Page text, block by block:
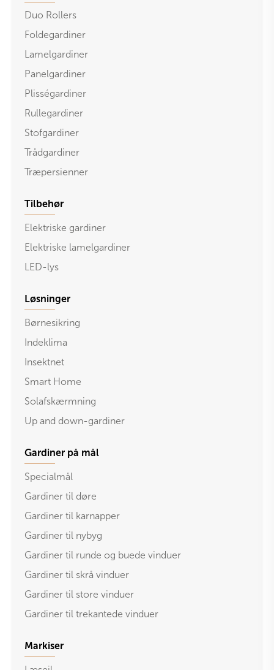
Adresse
Duo Rollers
Foldegardiner
Lamelgardiner
Panelgardiner
Plisségardiner
Rullegardiner
Stofgardiner
Trådgardiner
Træpersienner
Tilbehør
Elektriske gardiner
Elektriske lamelgardiner
LED-lys
Løsninger
Børnesikring
Indeklima
Insektnet
Smart Home
Solafskærmning
Up and down-gardiner
Gardiner på mål
Specialmål
Gardiner til døre
Gardiner til karnapper
Gardiner til nybyg
Gardiner til runde og buede vinduer
Gardiner til skrå vinduer
Gardiner til store vinduer
Gardiner til trekantede vinduer
Markiser